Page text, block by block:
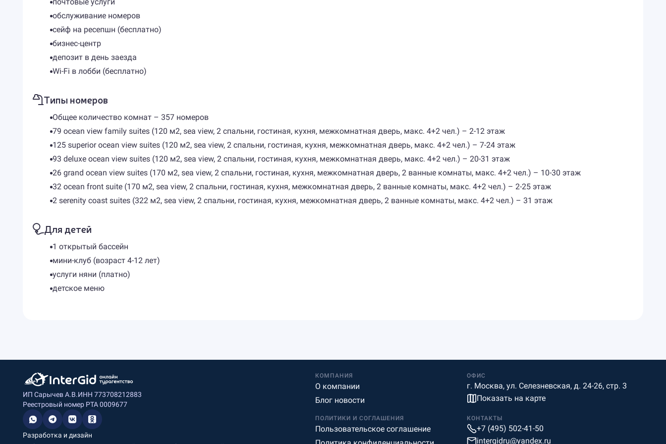
обслуживание номеров
сейф на ресепшн (бесплатно)
бизнес-центр
депозит в день заезда
Wi-Fi в лобби (бесплатно)
Типы номеров
Общее количество комнат – 357 номеров
79 ocean view family suites (120 м2, sea view, 2 спальни, гостиная, кухня, межкомнатная дверь, макс. 4+2 чел.) – 2-12 этаж
125 superior ocean view suites (120 м2, sea view, 2 спальни, гостиная, кухня, межкомнатная дверь, макс. 4+2 чел.) – 7-24 этаж
93 deluxe ocean view suites (120 м2, sea view, 2 спальни, гостиная, кухня, межкомнатная дверь, макс. 4+2 чел.) – 20-31 этаж
26 grand ocean view suites (170 м2, sea view, 2 спальни, гостиная, кухня, межкомнатная дверь, 2 ванные комнаты, макс. 4+2 чел.) – 10-30 этаж
32 ocean front suite (170 м2, sea view, 2 спальни, гостиная, кухня, межкомнатная дверь, 2 ванные комнаты, макс. 4+2 чел.) – 2-25 этаж
2 serenity coast suites (322 м2, sea view, 2 спальни, гостиная, кухня, межкомнатная дверь, 2 ванные комнаты, макс. 4+2 чел.) – 31 этаж
Для детей
1 открытый бассейн
мини-клуб (возраст 4-12 лет)
услуги няни (платно)
детское меню
ИП Сарычев А.В.ИНН 773708212883
Реестровый номер РТА 0009677
Разработка и дизайн
КОМПАНИЯ
О компании
Блог новости
ОФИС
г. Москва, ул. Селезневская, д. 24-26, стр. 3
Показать на карте
ПОЛИТИКИ И СОГЛАШЕНИЯ
Пользовательское соглашение
КОНТАКТЫ
+7 (495) 502-41-50
intergidru@yandex.ru